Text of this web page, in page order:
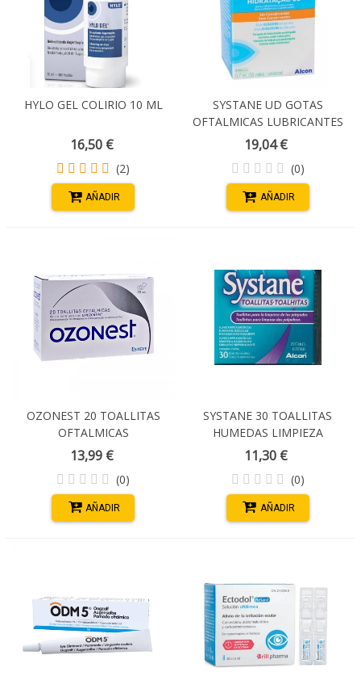
HYLO GEL COLIRIO 10 ML
16,50 €
(2)
AÑADIR
SYSTANE UD GOTAS
OFTALMICAS LUBRICANTES
30 MONODOSIS 0,7 ML
19,04 €
(0)
AÑADIR
OZONEST 20 TOALLITAS
OFTALMICAS
13,99 €
(0)
AÑADIR
SYSTANE 30 TOALLITAS
HUMEDAS LIMPIEZA
PARPADOS
11,30 €
(0)
AÑADIR